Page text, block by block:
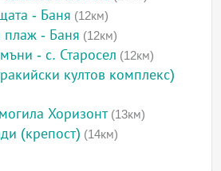
- Баня (12км)
плаж - Баня (12км)
- с. Старосел (12км)
култов комплекс)
Хоризонт(13км)
(крепост) (14км)